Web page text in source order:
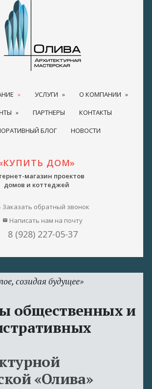
УСЛУГИ О КОМПАНИИ
ПАРТНЕРЫ КОНТАКТЫ
БЛОГ НОВОСТИ
ДОМ»
магазин проектов
домов и коттеджей
Заказать обратный звонок
email Написать нам на почту
8 (928) 227-05-37
созидая будущее»
общественных и
«Олива»